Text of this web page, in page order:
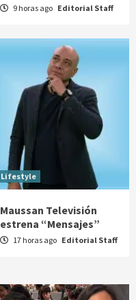
9 horas ago Editorial Staff
Lifestyle
Maussan Televisión
estrena “Mensajes”
17 horas ago Editorial Staff